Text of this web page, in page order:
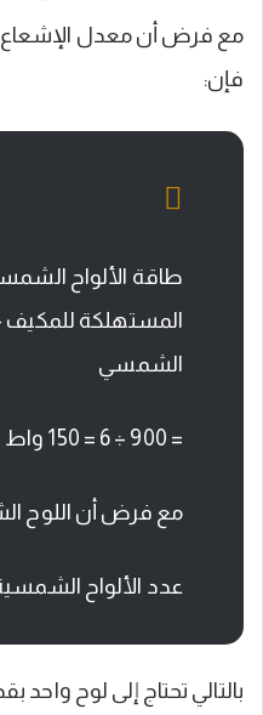
فإن:
طاقة الألواح
المستهلكة للمكيف
الشمسي
= 900 ÷ 6 = 150 واط
مع فرض أن اللوح الشمسي
عدد الألواح الشمسية = 150 ÷ 250